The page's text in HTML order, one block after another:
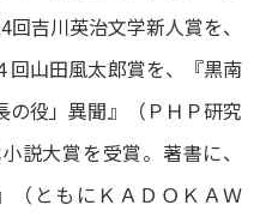
吉川英治文学新人賞を、
回山田風太郎賞を、『黒南
役」異聞』（ＰＨＰ研究
説大賞を受賞。著書に、
（ともにＫＡＤＯＫＡＷ